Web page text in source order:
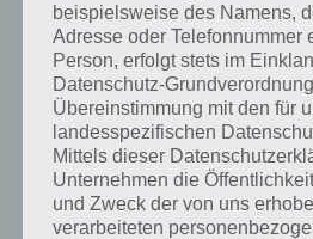
beispielsweise des Namens,
Adresse oder Telefonnummer
Person, erfolgt stets im
Datenschutz-
Übereinstimmung mit den für
landesspezifischen
Mittels dieser
Unternehmen die
und Zweck der von uns
verarbeiteten